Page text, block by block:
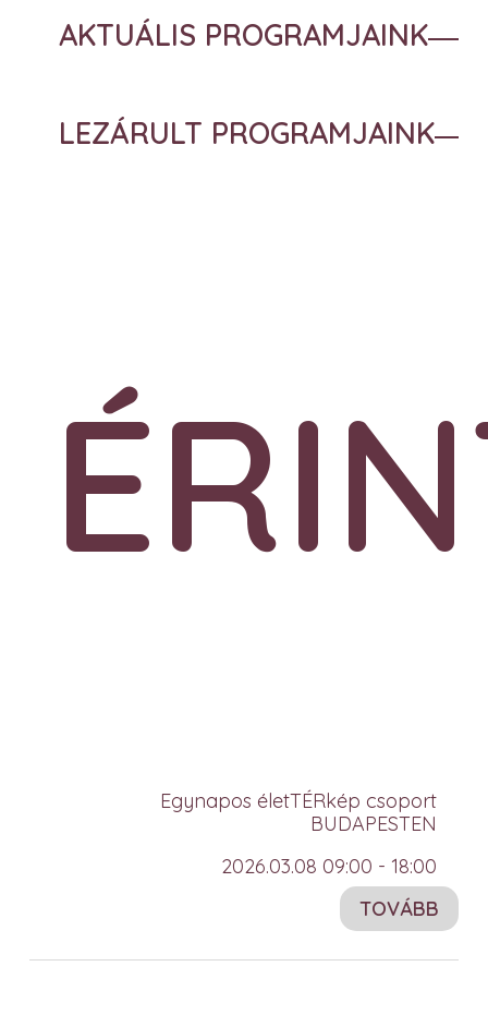
AKTUÁLIS PROGRAMJAINK
LEZÁRULT PROGRAMJAINK
Egynapos életTÉRkép csoport
BUDAPESTEN
2026.03.08 09:00 - 18:00
TOVÁBB